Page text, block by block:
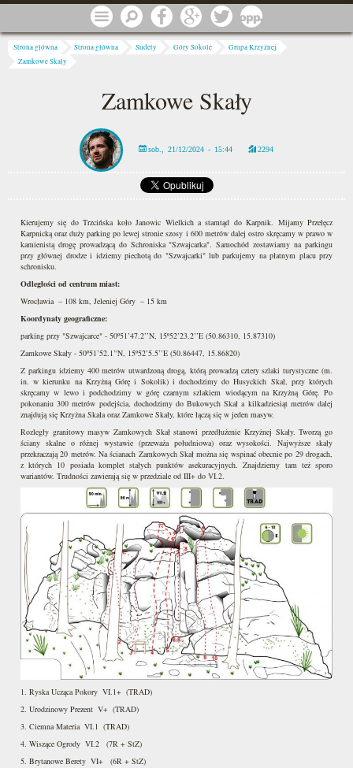
Przejdź do treści Menu Szukaj Facebook Google Twitter
Jesteś tutaj
Strona główna Strona główna Sudety Góry Sokole
Grupa Krzyżnej
Zamkowe Skały
Zamkowe Skały
sob., 21/12/2024 - 15:44 2294
Kierujemy się do Trzcińska koło Janowic Wielkich a stamtąd do Karpnik. Mijamy Przełęcz
Karpnicką oraz duży parking po lewej stronie szosy i 600 metrów dalej ostro skręcamy w prawo w
kamienistą drogę prowadzącą do Schroniska "Szwajcarka". Samochód zostawiamy na parkingu
przy głównej drodze i idziemy piechotą do "Szwajcarki" lub parkujemy na płatnym placu przy
schronisku.
Odległości od centrum miast:
Wrocławia – 108 km, Jeleniej Góry – 15 km
Koordynaty geograficzne:
parking przy "Szwajcarce" - 50º51’47.2’’N, 15º52’23.2’’E (50.86310, 15.87310)
Zamkowe Skały - 50º51’52.1’'N, 15º52’5.5’’E (50.86447, 15.86820)
Z parkingu idziemy 400 metrów utwardzoną drogą, którą prowadzą cztery szlaki turystyczne (m.
in. w kierunku na Krzyżną Górę i Sokolik) i dochodzimy do Husyckich Skał, przy których
skręcamy w lewo i podchodzimy w górę czarnym szlakiem wiodącym na Krzyżną Górę. Po
pokonaniu 300 metrów podejścia, dochodzimy do Bukowych Skał a kilkadziesiąt metrów dalej
znajdują się Krzyżna Skała oraz Zamkowe Skały, które łączą się w jeden masyw.
Rozległy granitowy masyw Zamkowych Skał stanowi przedłużenie Krzyżnej Skały. Tworzą go
ściany skalne o różnej wystawie (przeważa południowa) oraz wysokości. Najwyższe skały
przekraczają 20 metrów. Na ścianach Zamkowych Skał można się wspinać obecnie po 29 drogach,
z których 10 posiada komplet stałych punktów asekuracyjnych. Znajdziemy tam też sporo
wariantów. Trudności zawierają się w przedziale od III+ do VI.2.
1. Ryska Ucząca Pokory VI.1+ (TRAD)
2. Urodzinowy Prezent V+ (TRAD)
3. Ciemna Materia VI.1 (TRAD)
4. Wiszące Ogrody VI.2 (7R + StZ)
5. Brytanowe Berety VI+ (6R + StZ)